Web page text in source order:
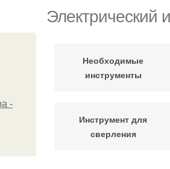
Электрический
-
Необходимые
инструменты
Инструмент для
сверления